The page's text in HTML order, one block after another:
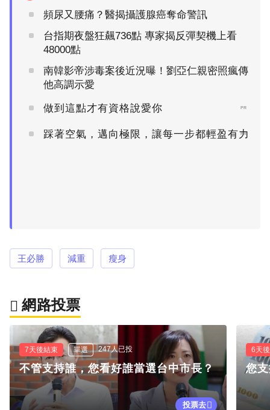
頻尿又腰痛？醫揭攝護腺癌奪命警訊
台指期夜盤狂飆736點 專家揭反彈契機上看
48000點
南韓影帝涉毒案後近況曝！劉亞仁親密照瘋傳
他高調示愛
做到這點才有資格說愛你 PR
踩著空氣，邁向極限，讓每一步都輕盈有力
PR
王必勝 減重 瘦身
網路投票
7天後結束 單選 247人已投
不管支持誰，您看好誰當選台中市長？
投票去
6天
您